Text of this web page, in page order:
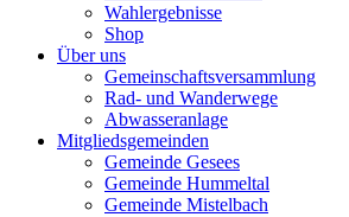
Wahlergebnisse
Shop
Über uns
Gemeinschaftsversammlung
Rad- und Wanderwege
Abwasseranlage
Mitgliedsgemeinden
Gemeinde Gesees
Gemeinde Hummeltal
Gemeinde Mistelbach